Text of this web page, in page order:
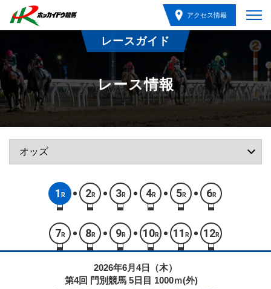
アクセス情報
レースガイド
レース情報
1 R 2R 3R 4R 5R 6R
7 R 8R 9R 10R 11 R 12R
2026年6月4日（木）
第4回 門別競馬 5日目 1000ｍ(外)